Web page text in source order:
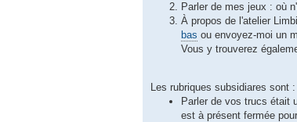
Parler de mes jeux : où
À propos de l'atelier
bas ou envoyez-moi un
Vous y trouverez
Les rubriques subsidiares sont :
Parler de vos trucs était
est à présent fermée